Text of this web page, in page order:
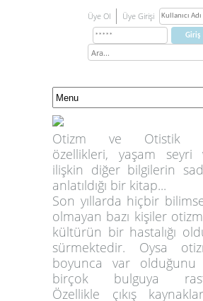
Üye Ol Üye Girişi
Otizm ve Otistik
özellikleri, yaşam seyri
ilişkin diğer bilgilerin
anlatıldığı bir kitap...
Son yıllarda hiçbir
olmayan bazı kişiler
kültürün bir hastalığı
sürmektedir. Oysa
boyunca var olduğunu
birçok bulguya
Özellikle çıkış